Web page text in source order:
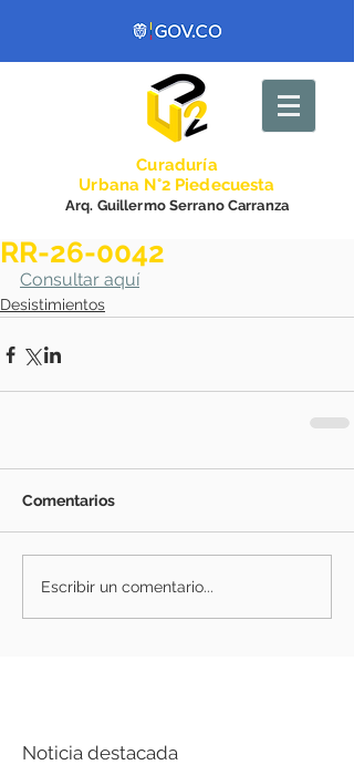
Curaduría
Urbana N°2 Piedecuesta
Arq. Guillermo Serrano Carranza
RR-26-0042
Consultar aquí
Desistimientos
Comentarios
Escribir un comentario...
Noticia destacada